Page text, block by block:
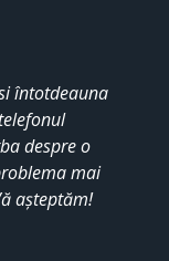
întotdeauna
despre o
mai
așteptăm!